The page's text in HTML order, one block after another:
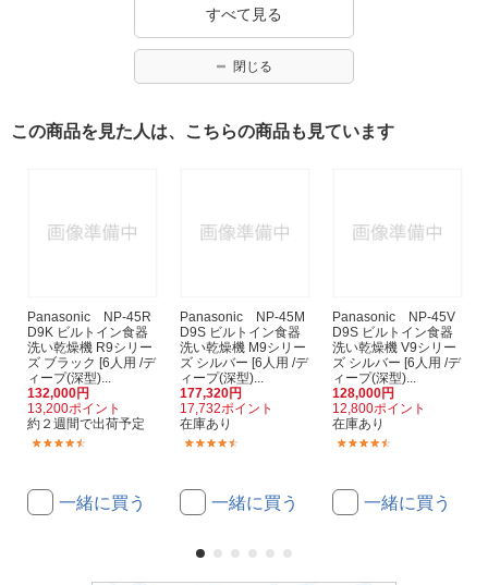
すべて見る
閉じる
この商品を見た人は、こちらの商品も見ています
Panasonic NP-45R
D9K ビルトイン食器
洗い乾燥機 R9シリー
ズ ブラック [6人用 /デ
ィープ(深型)...
132,000円
13,200ポイント
約２週間で出荷予定
一緒に買う
Panasonic NP-45M
D9S ビルトイン食器
洗い乾燥機 M9シリー
ズ シルバー [6人用 /デ
ィープ(深型)...
177,320円
17,732ポイント
在庫あり
一緒に買う
Panasonic NP-45V
D9S ビルトイン食器
洗い乾燥機 V9シリー
ズ シルバー [6人用 /デ
ィープ(深型)...
128,000円
12,800ポイント
在庫あり
一緒に買う